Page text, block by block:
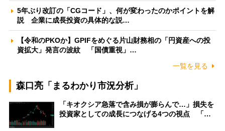
5年ぶり改訂の「CGコード」、何が変わったのかポイントを解
説 企業に成長投資の具体的な説…
【令和のPKOか】GPIFをめぐる片山財務相の「円資産への投
資拡大」発言の波紋 「国債重視」…
一覧を見る
森口亮「まるわかり市況分析」
「キオクシア急落で含み損が膨らんで…」損失を
投資家としての成長につなげる4つの視点 「…